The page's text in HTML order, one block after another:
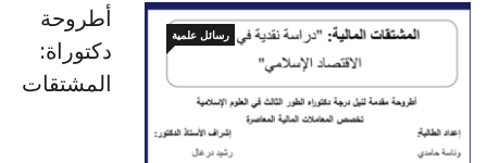
رسائل علمية
أطروحة
دكتوراة:
المشتقات